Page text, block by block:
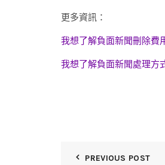
更多資訊：
我想了解負面新聞刪除費
我想了解負面新聞處理方
PREVIOUS POST